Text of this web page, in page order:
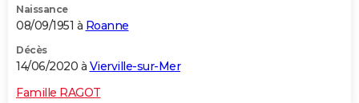
Naissance
08/09/1951 à Roanne
Décès
14/06/2020 à Vierville-sur-Mer
Famille RAGOT